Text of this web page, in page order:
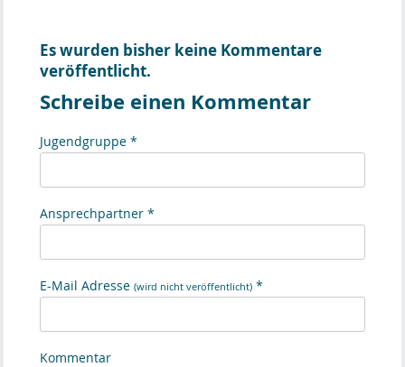
Es wurden bisher keine Kommentare
veröffentlicht.
Schreibe einen Kommentar
Jugendgruppe *
Ansprechpartner *
E-Mail Adresse (wird nicht veröffentlicht) *
Kommentar